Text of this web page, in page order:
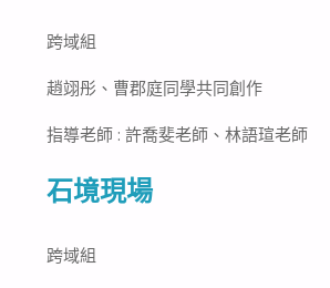
跨域組
趙翊彤、曹郡庭同學共同創作
指導老師 : 許喬斐老師、林語瑄老師
石境現場
跨域組